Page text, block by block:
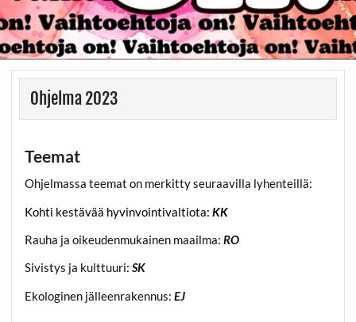
Ohjelma 2023
Teemat
Ohjelmassa teemat on merkitty seuraavilla lyhenteillä:
Kohti kestävää hyvinvointivaltiota:KK
Rauha ja oikeudenmukainen maailma:RO
Sivistys ja kulttuuri:SK
Ekologinen jälleenrakennus:EJ